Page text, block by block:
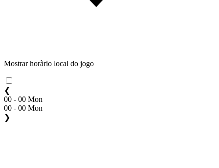
Mostrar horàrio local do jogo
❮
00 - 00 Mon
00 - 00 Mon
❯